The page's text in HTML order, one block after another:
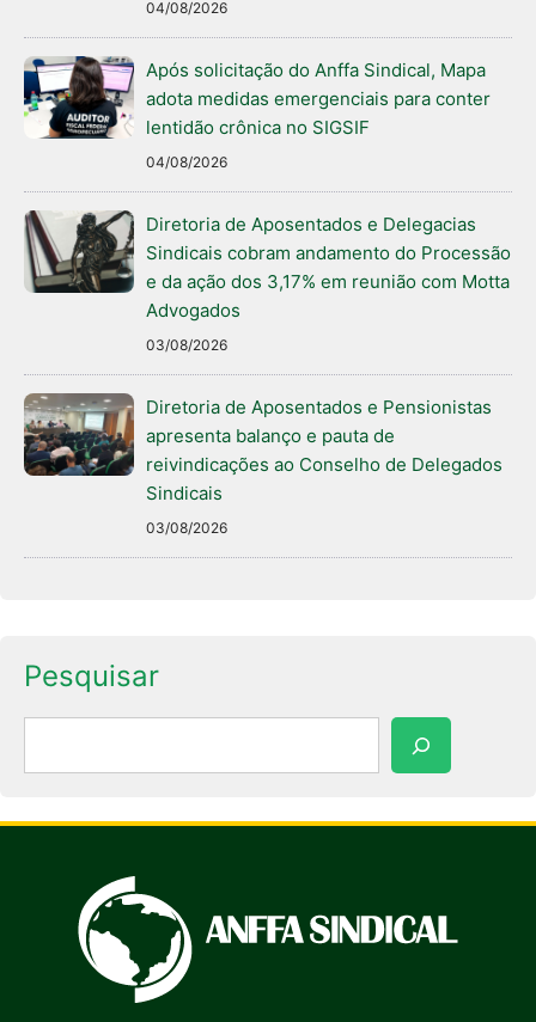
04/08/2026
Após solicitação do Anffa Sindical, Mapa
adota medidas emergenciais para conter
lentidão crônica no SIGSIF
04/08/2026
Diretoria de Aposentados e Delegacias
Sindicais cobram andamento do Processão
e da ação dos 3,17% em reunião com Motta
Advogados
03/08/2026
Diretoria de Aposentados e Pensionistas
apresenta balanço e pauta de
reivindicações ao Conselho de Delegados
Sindicais
03/08/2026
Pesquisar